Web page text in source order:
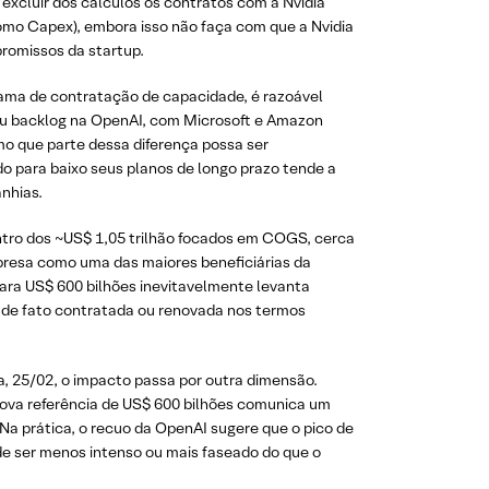
Capex), embora isso não faça com que a Nvidia
da startup.
de contratação de capacidade, é razoável
na OpenAI, com Microsoft e Amazon
que parte dessa diferença possa ser
para baixo seus planos de longo prazo tende a
dos ~US$ 1,05 trilhão focados em COGS, cerca
como uma das maiores beneficiárias da
US$ 600 bilhões inevitavelmente levanta
fato contratada ou renovada nos termos
25/02, o impacto passa por outra dimensão.
referência de US$ 600 bilhões comunica um
prática, o recuo da OpenAI sugere que o pico de
ser menos intenso ou mais faseado do que o